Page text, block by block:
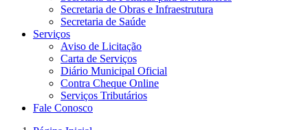
Secretaria de Obras e Infraestrutura
Secretaria de Saúde
Serviços
Aviso de Licitação
Carta de Serviços
Diário Municipal Oficial
Contra Cheque Online
Serviços Tributários
Fale Conosco